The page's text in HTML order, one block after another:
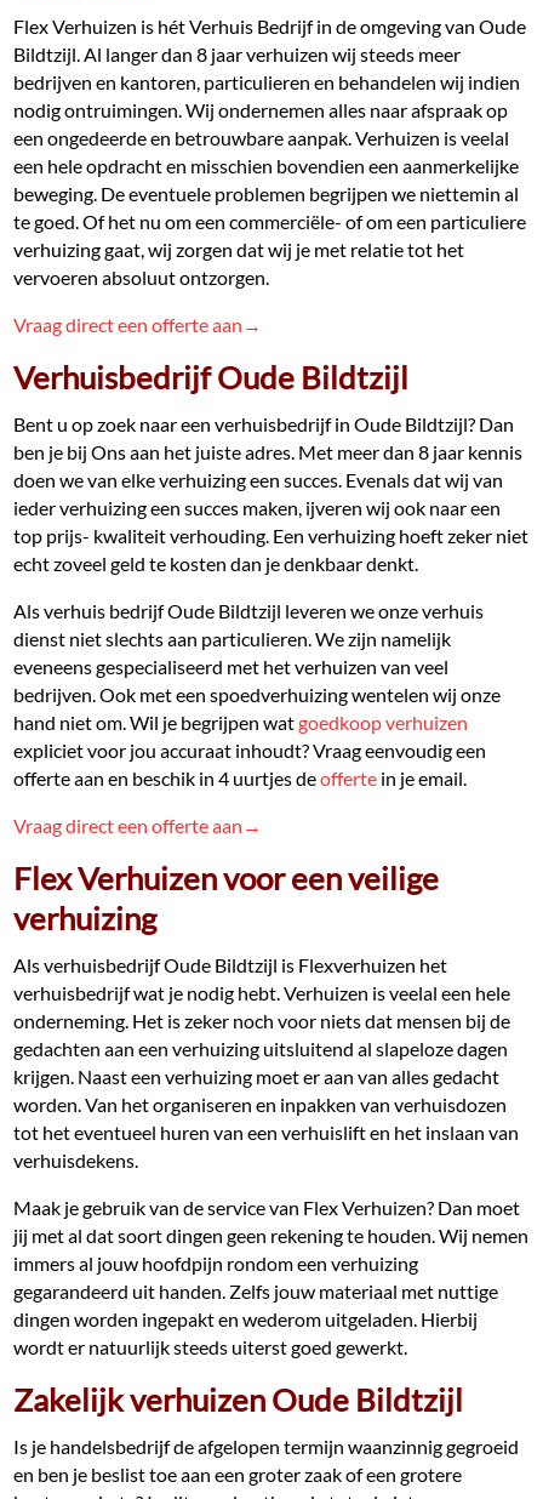
Flex Verhuizen is hét Verhuis Bedrijf in de omgeving van Oude
Bildtzijl. Al langer dan 8 jaar verhuizen wij steeds meer
bedrijven en kantoren, particulieren en behandelen wij indien
nodig ontruimingen. Wij ondernemen alles naar afspraak op
een ongedeerde en betrouwbare aanpak. Verhuizen is veelal
een hele opdracht en misschien bovendien een aanmerkelijke
beweging. De eventuele problemen begrijpen we niettemin al
te goed. Of het nu om een commerciële- of om een particuliere
verhuizing gaat, wij zorgen dat wij je met relatie tot het
vervoeren absoluut ontzorgen.
Vraag direct een offerte aan→
Verhuisbedrijf Oude Bildtzijl
Bent u op zoek naar een verhuisbedrijf in Oude Bildtzijl? Dan
ben je bij Ons aan het juiste adres. Met meer dan 8 jaar kennis
doen we van elke verhuizing een succes. Evenals dat wij van
ieder verhuizing een succes maken, ijveren wij ook naar een
top prijs- kwaliteit verhouding. Een verhuizing hoeft zeker niet
echt zoveel geld te kosten dan je denkbaar denkt.
Als verhuis bedrijf Oude Bildtzijl leveren we onze verhuis
dienst niet slechts aan particulieren. We zijn namelijk
eveneens gespecialiseerd met het verhuizen van veel
bedrijven. Ook met een spoedverhuizing wentelen wij onze
hand niet om. Wil je begrijpen watgoedkoop verhuizen
expliciet voor jou accuraat inhoudt? Vraag eenvoudig een
offerte aan en beschik in 4 uurtjes deofferte in je email.
Vraag direct een offerte aan→
Flex Verhuizen voor een veilige
verhuizing
Als verhuisbedrijf Oude Bildtzijl is Flexverhuizen het
verhuisbedrijf wat je nodig hebt. Verhuizen is veelal een hele
onderneming. Het is zeker noch voor niets dat mensen bij de
gedachten aan een verhuizing uitsluitend al slapeloze dagen
krijgen. Naast een verhuizing moet er aan van alles gedacht
worden. Van het organiseren en inpakken van verhuisdozen
tot het eventueel huren van een verhuislift en het inslaan van
verhuisdekens.
Maak je gebruik van de service van Flex Verhuizen? Dan moet
jij met al dat soort dingen geen rekening te houden. Wij nemen
immers al jouw hoofdpijn rondom een verhuizing
gegarandeerd uit handen. Zelfs jouw materiaal met nuttige
dingen worden ingepakt en wederom uitgeladen. Hierbij
wordt er natuurlijk steeds uiterst goed gewerkt.
Zakelijk verhuizen Oude Bildtzijl
Is je handelsbedrijf de afgelopen termijn waanzinnig gegroeid
en ben je beslist toe aan een groter zaak of een grotere